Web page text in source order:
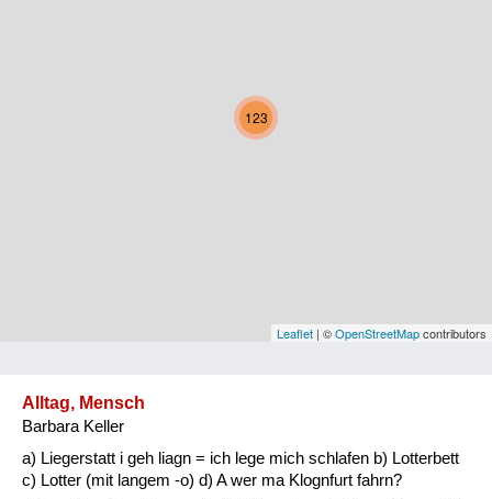
Niederösterreich
Oberösterreich
Vorarlberg
Natur und Landwirtschaft
123
Leaflet | ©OpenStreetMapcontributors
Alltag, Mensch
Barbara Keller
a) Liegerstatt i geh liagn = ich lege mich schlafen b) Lotterbett
c) Lotter (mit langem -o) d) A wer ma Klognfurt fahrn?